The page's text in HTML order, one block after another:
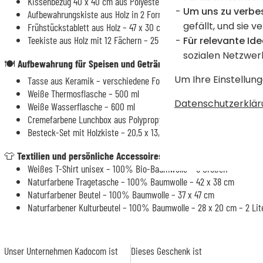
Aufbewahrungskiste aus Holz in 2 Formaten
Frühstückstablett aus Holz – 47 x 30 cm
Teekiste aus Holz mit 12 Fächern – 25 x 29 x 7,5 cm
🍽️ Aufbewahrung für Speisen und Getränke
Tasse aus Keramik – verschiedene Formate und Farben
Weiße Thermosflasche – 500 ml
Weiße Wasserflasche – 600 ml
Cremefarbene Lunchbox aus Polypropylen und Bambus – 20 x 7 x
Besteck-Set mit Holzkiste – 20,5 x 13,5 x 3 cm – mit 4
👕Textilien und persönliche Accessoires
Weißes T-Shirt unisex – 100% Bio-Baumwolle – 5 Größen
Naturfarbene Tragetasche – 100% Baumwolle – 42 x 38 cm
Naturfarbener Beutel – 100% Baumwolle – 37 x 47 cm
Naturfarbener Kulturbeutel – 100% Baumwolle – 28 x 20 cm – 2
Unser Unternehmen Kadocom ist Dieses Geschenk ist
Um uns zu
gefällt, und sie
Für relevante
sozialen
Um Ihre